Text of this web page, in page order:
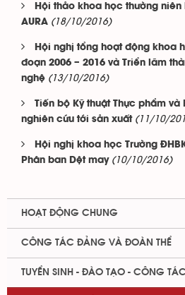
Hội thảo khoa học thường
AURA (18/10/2016)
Hội nghị tổng hoạt động khoa
đoạn 2006 – 2016 và Triển lãm
nghệ (13/10/2016)
Tiến bộ Kỹ thuật Thực phẩm và
nghiên cứu tới sản xuất (11/10/
Hội nghị khoa học Trường
Phân ban Dệt may (10/10/2016)
HOẠT ĐỘNG CHUNG
CÔNG TÁC ĐẢNG VÀ ĐOÀN THỂ
TUYỂN SINH - ĐÀO TẠO - CÔNG